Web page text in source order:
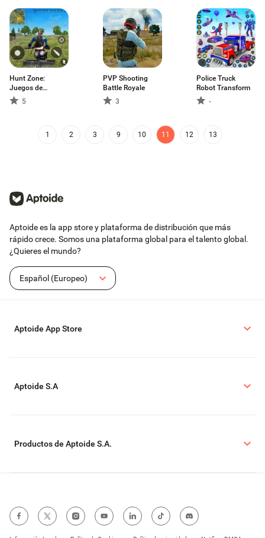
Hunt Zone:
Juegos de
Disparos
5
PVP Shooting
Battle Royale
3
Police Truck
Robot Transform
-
1 2 3 9 10 11 12 13
Aptoide es la app store y plataforma de distribución que más
rápido crece. Somos una plataforma global para el talento global.
¿Quieres el mundo?
Español (Europeo)
Aptoide App Store
Aptoide S.A
Productos de Aptoide S.A.